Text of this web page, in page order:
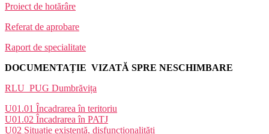
Proiect de hotărâre
Referat de aprobare
Raport de specialitate
DOCUMENTAȚIE VIZATĂ SPRE NESCHIMBARE
RLU_PUG Dumbrăvița
U01.01 Încadrarea în teritoriu
U01.02 Încadrarea în PATJ
U02 Situație existentă, disfuncționalități